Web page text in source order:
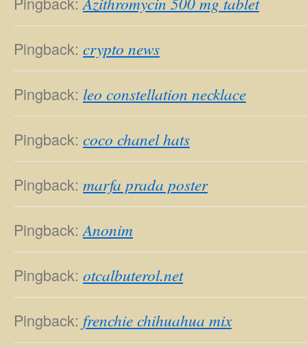
Pingback: crypto news
Pingback: leo constellation necklace
Pingback: coco chanel hats
Pingback: marfa prada poster
Pingback: Anonim
Pingback: otcalbuterol.net
Pingback: frenchie chihuahua mix